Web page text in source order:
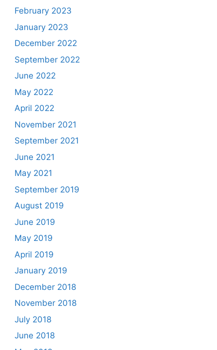
February 2023
January 2023
December 2022
September 2022
June 2022
May 2022
April 2022
November 2021
September 2021
June 2021
May 2021
September 2019
August 2019
June 2019
May 2019
April 2019
January 2019
December 2018
November 2018
July 2018
June 2018